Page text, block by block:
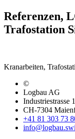
Referenzen,
Trafostation
Kranarbeiten,
©
Logbau AG
Industriestrasse
CH-7304
+41 81 303 73